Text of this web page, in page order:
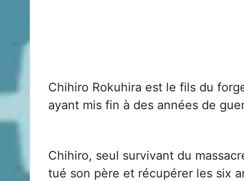
Chihiro Rokuhira est le fils du
ayant mis fin à des années de
Chihiro, seul survivant du
tué son père et récupérer les six